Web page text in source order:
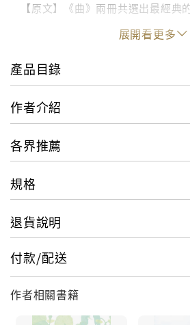
【原文】《曲》兩冊共選出最經典
【作者】深入淺出地描述作者創作
【注釋】難字與難詞的意義解釋，
【名句】選出原作精華的句子與主
【鑑賞】解讀原文故事的歷史背景
【今譯】將深奧的文章內涵和寓意
展開看更多
產品目錄
作者介紹
各界推薦
規格
退貨說明
付款/配送
作者相關書籍